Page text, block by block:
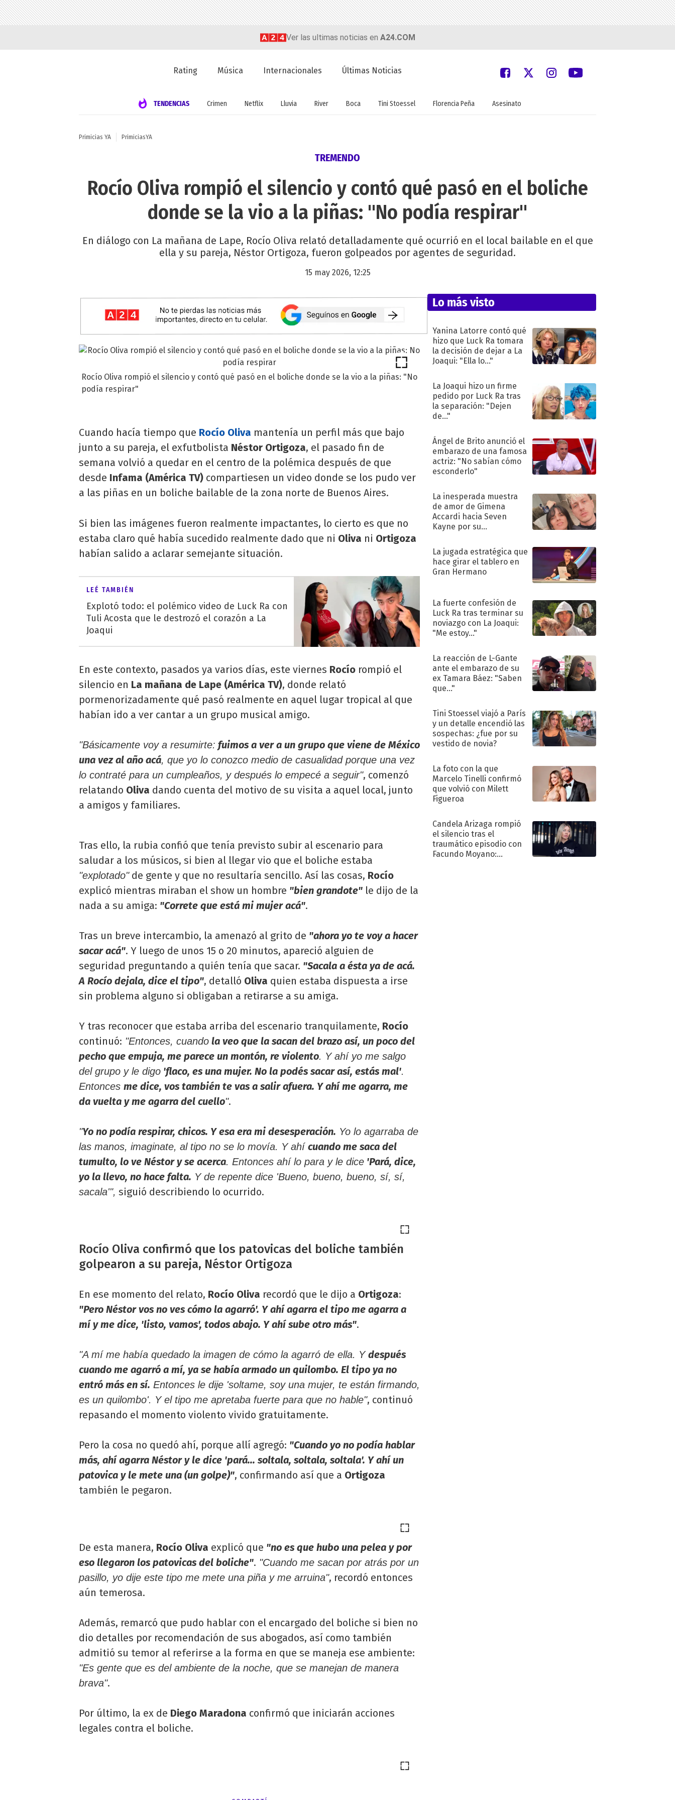
Ver las ultimas noticias en A24.COM
Rating Música Internacionales Últimas Noticias
TENDENCIAS Crimen Netflix Lluvia River Boca Tini Stoessel Florencia Peña Asesinato
Primicias YA PrimiciasYA
TREMENDO
Rocío Oliva rompió el silencio y contó qué pasó en el boliche
donde se la vio a la piñas: "No podía respirar"
En diálogo con La mañana de Lape, Rocío Oliva relató detalladamente qué ocurrió en el local bailable en el que
ella y su pareja, Néstor Ortigoza, fueron golpeados por agentes de seguridad.
15 may 2026, 12:25
Rocío Oliva rompió el silencio y contó qué pasó en el boliche donde se la vio a la piñas: "No
podía respirar"
Cuando hacía tiempo que Rocío Oliva mantenía un perfil más que bajo
junto a su pareja, el exfutbolista Néstor Ortigoza, el pasado fin de
semana volvió a quedar en el centro de la polémica después de que
desde Infama (América TV) compartiesen un video donde se los pudo ver
a las piñas en un boliche bailable de la zona norte de Buenos Aires.
Si bien las imágenes fueron realmente impactantes, lo cierto es que no
estaba claro qué había sucedido realmente dado que ni Oliva ni Ortigoza
habían salido a aclarar semejante situación.
LEÉ TAMBIÉN
Explotó todo: el polémico video de Luck Ra con
Tuli Acosta que le destrozó el corazón a La
Joaqui
En este contexto, pasados ya varios días, este viernes Rocío rompió el
silencio en La mañana de Lape (América TV), donde relató
pormenorizadamente qué pasó realmente en aquel lugar tropical al que
habían ido a ver cantar a un grupo musical amigo.
"Básicamente voy a resumirte: fuimos a ver a un grupo que viene de México
una vez al año acá, que yo lo conozco medio de casualidad porque una vez
lo contraté para un cumpleaños, y después lo empecé a seguir", comenzó
relatando Oliva dando cuenta del motivo de su visita a aquel local, junto
a amigos y familiares.
Tras ello, la rubia confió que tenía previsto subir al escenario para
saludar a los músicos, si bien al llegar vio que el boliche estaba
"explotado"de gente y que no resultaría sencillo. Así las cosas, Rocío
explicó mientras miraban el show un hombre "bien grandote" le dijo de la
nada a su amiga: "Correte que está mi mujer acá".
Tras un breve intercambio, la amenazó al grito de "ahora yo te voy a hacer
sacar acá". Y luego de unos 15 o 20 minutos, apareció alguien de
seguridad preguntando a quién tenía que sacar. "Sacala a ésta ya de acá.
A Rocío dejala, dice el tipo", detalló Oliva quien estaba dispuesta a irse
sin problema alguno si obligaban a retirarse a su amiga.
Y tras reconocer que estaba arriba del escenario tranquilamente, Rocío
continuó: "Entonces, cuando la veo que la sacan del brazo así, un poco del
pecho que empuja, me parece un montón, re violento. Y ahí yo me salgo
del grupo y le digo 'flaco, es una mujer. No la podés sacar así, estás mal'.
Entonces me dice, vos también te vas a salir afuera. Y ahí me agarra, me
da vuelta y me agarra del cuello".
"Yo no podía respirar, chicos. Y esa era mi desesperación. Yo lo agarraba de
las manos, imaginate, al tipo no se lo movía. Y ahí cuando me saca del
tumulto, lo ve Néstor y se acerca. Entonces ahí lo para y le dice 'Pará, dice,
yo la llevo, no hace falta. Y de repente dice 'Bueno, bueno, bueno, sí, sí,
sacala'", siguió describiendo lo ocurrido.
Rocío Oliva confirmó que los patovicas del boliche también
golpearon a su pareja, Néstor Ortigoza
En ese momento del relato, Rocío Oliva recordó que le dijo a Ortigoza:
"Pero Néstor vos no ves cómo la agarró'. Y ahí agarra el tipo me agarra a
mí y me dice, 'listo, vamos', todos abajo. Y ahí sube otro más".
"A mí me había quedado la imagen de cómo la agarró de ella. Ydespués
cuando me agarró a mí, ya se había armado un quilombo. El tipo ya no
entró más en sí. Entonces le dije 'soltame, soy una mujer, te están firmando,
es un quilombo'. Y el tipo me apretaba fuerte para que no hable", continuó
repasando el momento violento vivido gratuitamente.
Pero la cosa no quedó ahí, porque allí agregó: "Cuando yo no podía hablar
más, ahí agarra Néstor y le dice 'pará... soltala, soltala, soltala'. Y ahí un
patovica y le mete una (un golpe)", confirmando así que a Ortigoza
también le pegaron.
De esta manera, Rocío Oliva explicó que "no es que hubo una pelea y por
eso llegaron los patovicas del boliche". "Cuando me sacan por atrás por un
pasillo, yo dije este tipo me mete una piña y me arruina", recordó entonces
aún temerosa.
Además, remarcó que pudo hablar con el encargado del boliche si bien no
dio detalles por recomendación de sus abogados, así como también
admitió su temor al referirse a la forma en que se maneja ese ambiente:
"Es gente que es del ambiente de la noche, que se manejan de manera
brava".
Por último, la ex de Diego Maradona confirmó que iniciarán acciones
legales contra el boliche.
Lo más visto
Yanina Latorre contó qué
hizo que Luck Ra tomara
la decisión de dejar a La
Joaqui: "Ella lo..."
La Joaqui hizo un firme
pedido por Luck Ra tras
la separación: "Dejen
de..."
Ángel de Brito anunció el
embarazo de una famosa
actriz: "No sabían cómo
esconderlo"
La inesperada muestra
de amor de Gimena
Accardi hacia Seven
Kayne por su
La jugada estratégica que
hace girar el tablero en
Gran Hermano
La fuerte confesión de
Luck Ra tras terminar su
noviazgo con La Joaqui:
"Me estoy..."
La reacción de L-Gante
ante el embarazo de su
ex Tamara Báez: "Saben
que..."
Tini Stoessel viajó a París
y un detalle encendió las
sospechas: ¿fue por su
vestido de novia?
La foto con la que
Marcelo Tinelli confirmó
que volvió con Milett
Figueroa
Candela Arizaga rompió
el silencio tras el
traumático episodio con
Facundo Moyano: